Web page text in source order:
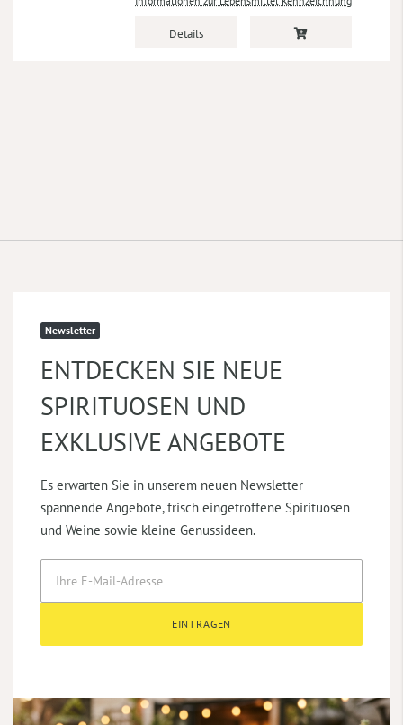
Details
Newsletter
ENTDECKEN SIE NEUE
SPIRITUOSEN UND
EXKLUSIVE ANGEBOTE
Es erwarten Sie in unserem neuen Newsletter
spannende Angebote, frisch eingetroffene Spirituosen
und Weine sowie kleine Genussideen.
EINTRAGEN